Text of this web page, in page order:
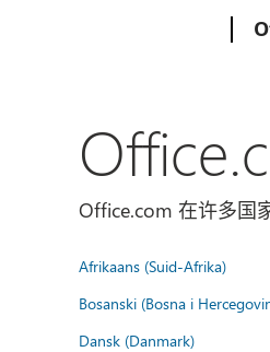
Office.com 在许多国
Afrikaans (Suid-Afrika)
Bosanski (Bosna i
Dansk (Danmark)